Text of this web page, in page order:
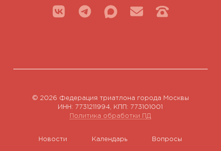
© 2026 Федерация триатлона города Москвы
ИНН: 7731211994, КПП: 773101001
Политика обработки ПД
Новости Календарь Вопросы